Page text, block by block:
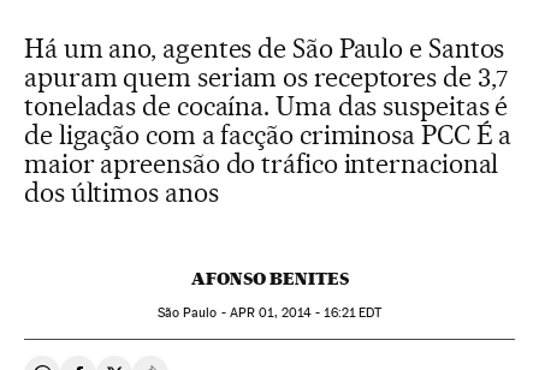
Há um ano, agentes de São Paulo e Santos
apuram quem seriam os receptores de 3,7
toneladas de cocaína. Uma das suspeitas é
de ligação com a facção criminosa PCC É a
maior apreensão do tráfico internacional
dos últimos anos
AFONSO BENITES
São Paulo - APR 01, 2014 - 16:21EDT